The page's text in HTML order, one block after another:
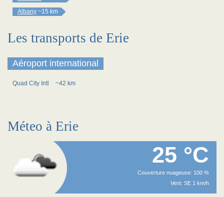
Albany ~15 km
Les transports de Erie
Aéroport international
Quad City Intl ~42 km
Méteo à Erie
25 °C
Couverture nuageuse: 100 %
Vent: SE 1 km/h